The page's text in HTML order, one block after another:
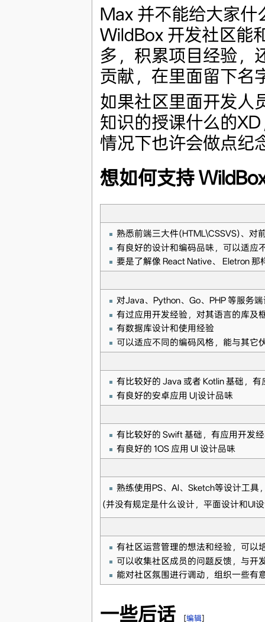
Max 并不能给大家
WildBox 开发社区能
多，积累项目经验，
贡献，在里面留下名
如果社区里面开发人
知识的授课什么的
情况下也许会做点纪
想如何支持
熟悉前端三大件(HTML\CSSVS)、对
有良好的设计和编码品味，可以适应
要是了解像 React Native、 Eletron
对Java、Python、Go、PHP 等服务
有过应用开发经验，对其语言的库及
有数据库设计和使用经验
可以适应不同的编码风格，能与其它
有比较好的 Java 或者 Kotlin 基础，
有良好的安卓应用 U|设计品味
有比较好的 Swift 基础，有应用开发
有良好的 1OS 应用 Ul 设计品味
熟练使用PS、Al、Sketch等设计工
(并没有规定是什么设计，平面设计和UI
有社区运营管理的想法和经验，可以
可以收集社区成员的问题反馈，与开
能对社区氛围进行调动，组织一些有
一些后话 [编辑]